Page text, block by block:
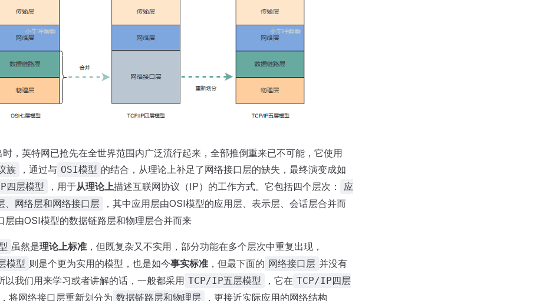
，英特网已抢先在全世界范围内广泛流行起来，全部推倒重来已不可能，它使用
族 ，通过与 OSI模型 的结合，从理论上补足了⽹络接⼝层的缺失，最终演变成如
四层模型 ，用于从理论上描述互联网协议（IP）的工作方式。它包括四个层次：
应
、网络层和网络接口层
，其中应用层由OSI模型的应用层、表示层、会话层合并而
层由OSI模型的数据链路层和物理层合并而来
虽然是理论上标准 ，但既复杂⼜不实⽤，部分功能在多个层次中重复出现，
模型 则是个更为实用的模型，也是如今事实标准 ，但最下⾯的 ⽹络接⼝层 并没有
以我们用来学习或者讲解的话，一般都采用 TCP/IP五层模型 ，它在 TCP/IP四层
将网络接口层重新划分为 数据链路层和物理层 ，更接近实际应用的网络结构